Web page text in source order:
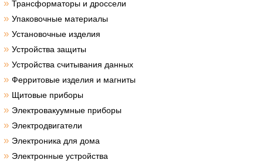
» Трансформаторы и дроссели
» Упаковочные материалы
» Установочные изделия
» Устройства защиты
» Устройства считывания данных
» Ферритовые изделия и магниты
» Щитовые приборы
» Электровакуумные приборы
» Электродвигатели
» Электроника для дома
» Электронные устройства